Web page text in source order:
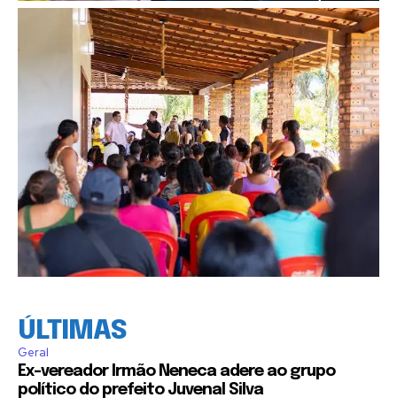
ÚLTIMAS
Geral
Ex-vereador Irmão Neneca adere ao grupo
político do prefeito Juvenal Silva